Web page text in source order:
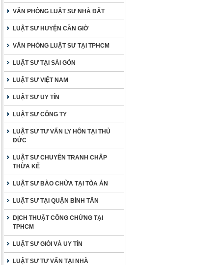
VĂN PHÒNG LUẬT SƯ NHÀ ĐẤT
LUẬT SƯ HUYỆN CẦN GIỜ
VĂN PHÒNG LUẬT SƯ TẠI TPHCM
LUẬT SƯ TẠI SÀI GÒN
LUẬT SƯ VIỆT NAM
LUẬT SƯ UY TÍN
LUẬT SƯ CÔNG TY
LUẬT SƯ TƯ VẤN LY HÔN TẠI THỦ
ĐỨC
LUẬT SƯ CHUYÊN TRANH CHẤP
THỪA KẾ
LUẬT SƯ BÀO CHỮA TẠI TÒA ÁN
LUẬT SƯ TẠI QUẬN BÌNH TÂN
DỊCH THUẬT CÔNG CHỨNG TẠI
TPHCM
LUẬT SƯ GIỎI VÀ UY TÍN
LUẬT SƯ TƯ VẤN TẠI NHÀ